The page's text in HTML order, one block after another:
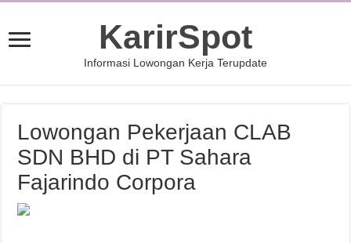
KarirSpot
Informasi Lowongan Kerja Terupdate
Lowongan Pekerjaan CLAB
SDN BHD di PT Sahara
Fajarindo Corpora